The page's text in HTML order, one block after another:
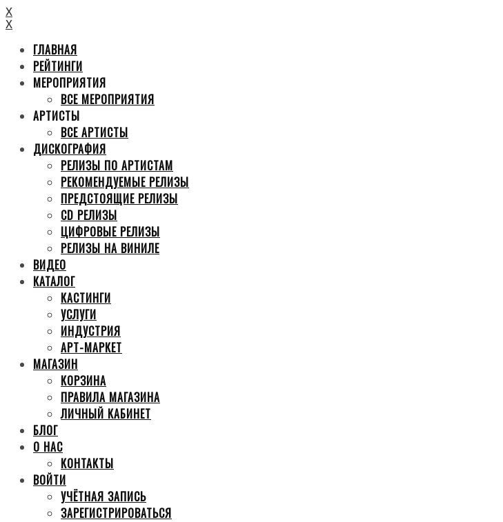
X
X
ГЛАВНАЯ
РЕЙТИНГИ
МЕРОПРИЯТИЯ
ВСЕ МЕРОПРИЯТИЯ
АРТИСТЫ
ВСЕ АРТИСТЫ
ДИСКОГРАФИЯ
РЕЛИЗЫ ПО АРТИСТАМ
РЕКОМЕНДУЕМЫЕ РЕЛИЗЫ
ПРЕДСТОЯЩИЕ РЕЛИЗЫ
CD РЕЛИЗЫ
ЦИФРОВЫЕ РЕЛИЗЫ
РЕЛИЗЫ НА ВИНИЛЕ
ВИДЕО
КАТАЛОГ
КАСТИНГИ
УСЛУГИ
ИНДУСТРИЯ
АРТ-МАРКЕТ
МАГАЗИН
КОРЗИНА
ПРАВИЛА МАГАЗИНА
ЛИЧНЫЙ КАБИНЕТ
БЛОГ
О НАС
КОНТАКТЫ
ВОЙТИ
УЧЁТНАЯ ЗАПИСЬ
ЗАРЕГИСТРИРОВАТЬСЯ